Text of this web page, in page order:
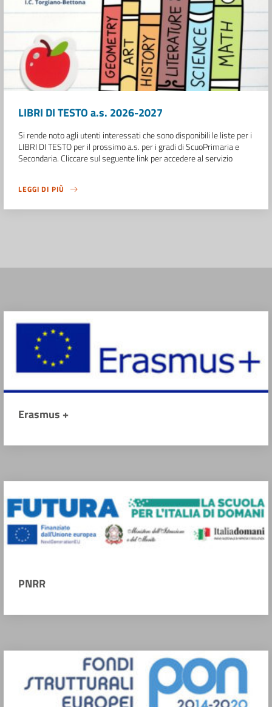
LIBRI DI TESTO a.s. 2026-2027
Si rende noto agli utenti interessati che sono disponibili le liste per i
LIBRI DI TESTO per il prossimo a.s. per i gradi di ScuoPrimaria e
Secondaria. Cliccare sul seguente link per accedere al servizio
LEGGI DI PIÙ
Erasmus +
PNRR